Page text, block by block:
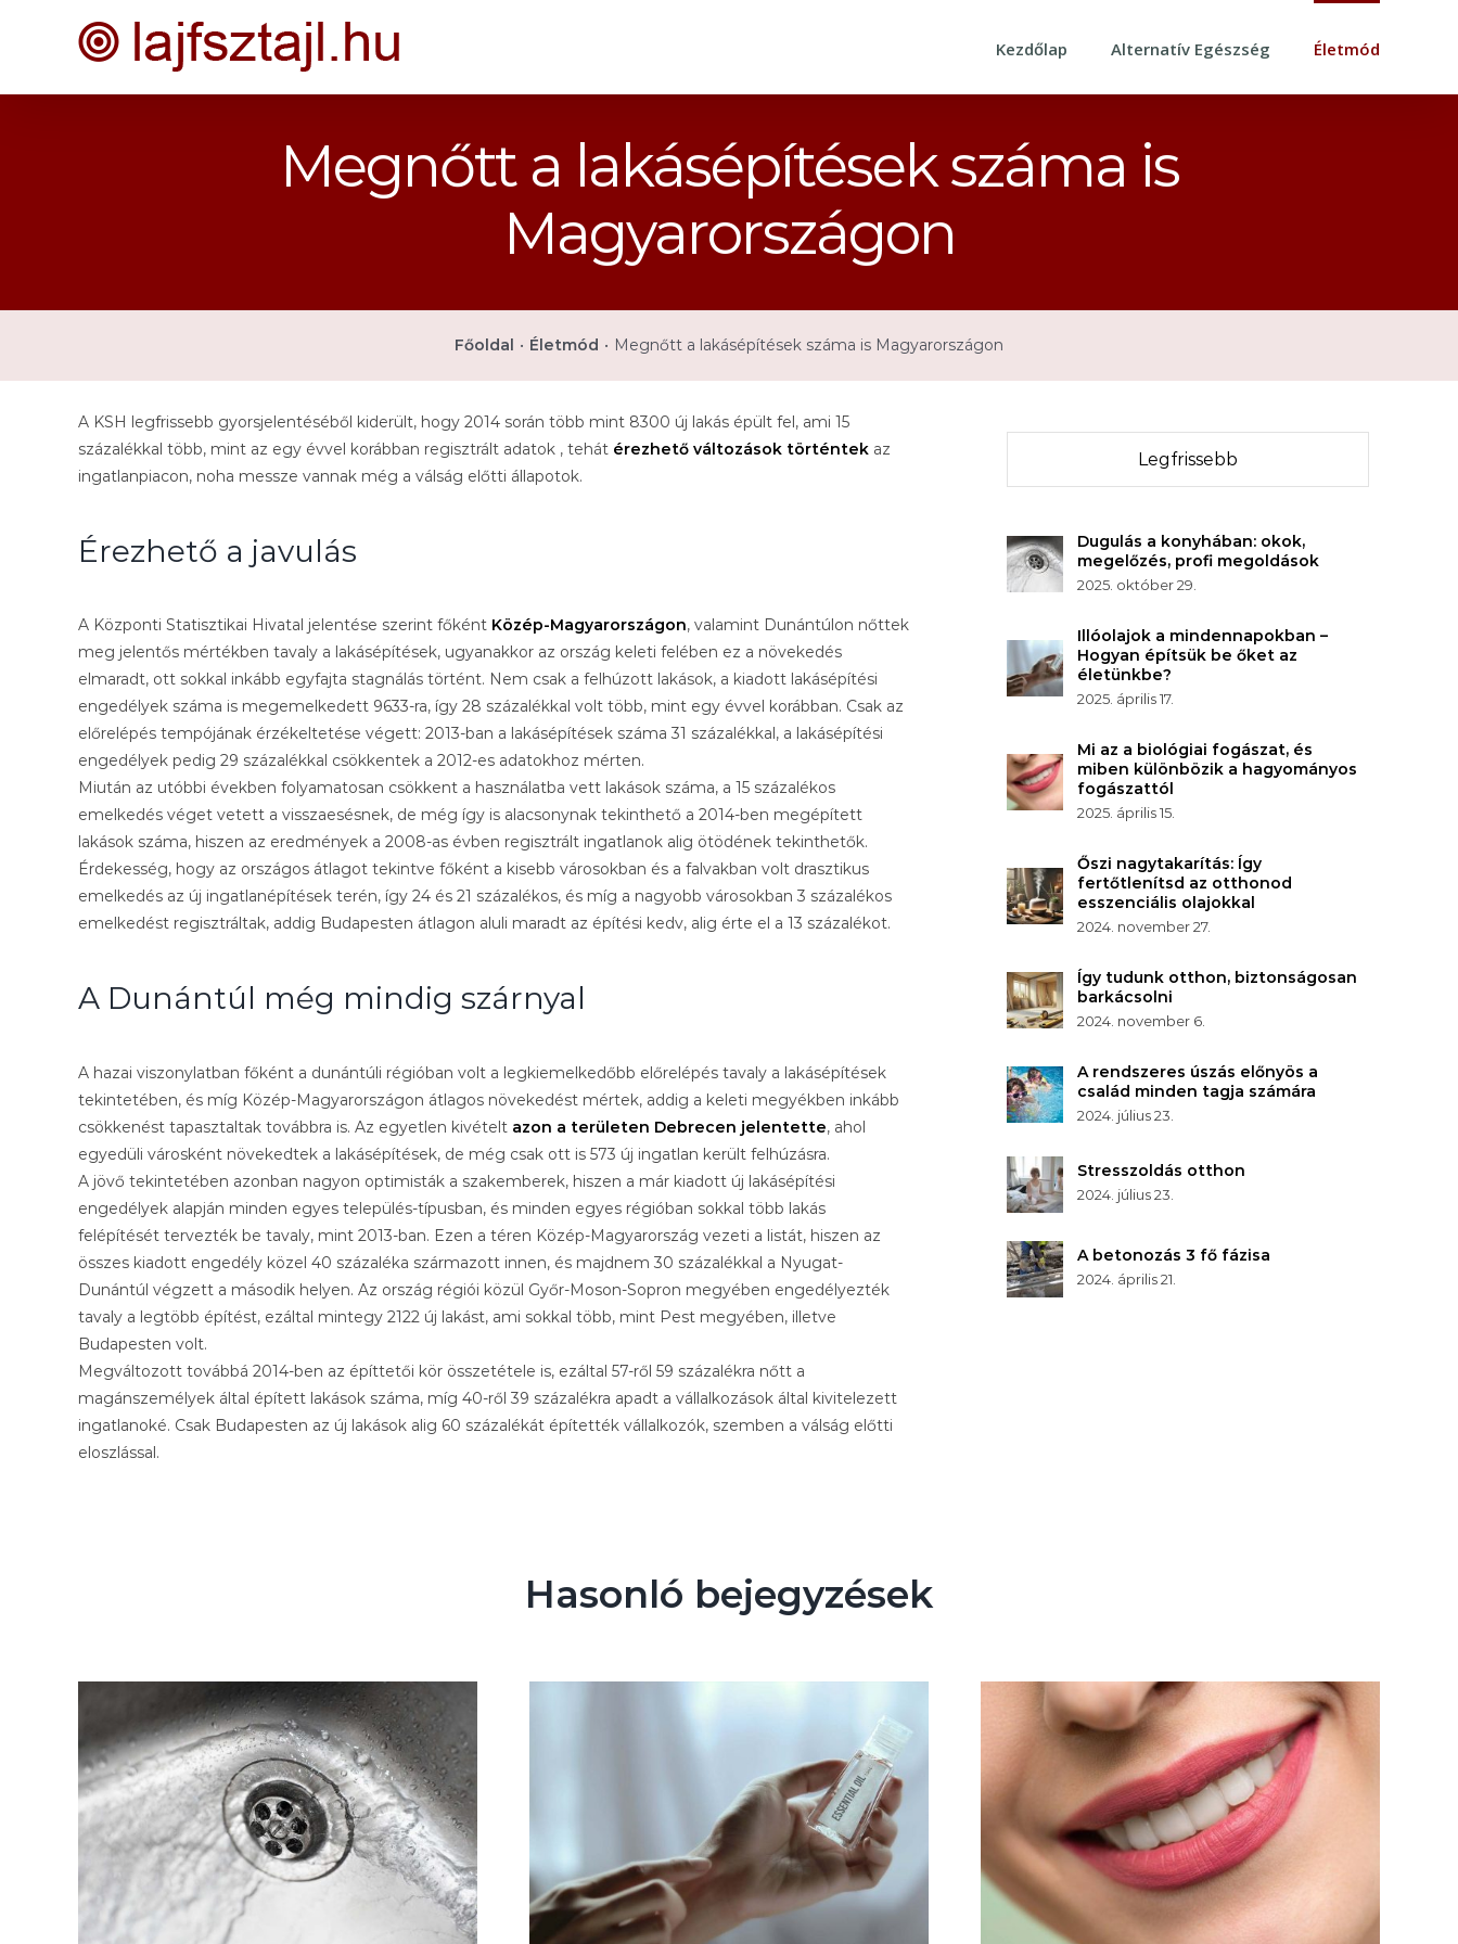
Kezdőlap Alternatív Egészség Életmód
Megnőtt a lakásépítések száma is
Magyarországon
Főoldal • Életmód • Megnőtt a lakásépítések száma is Magyarországon
A KSH legfrissebb gyorsjelentéséből kiderült, hogy 2014 során több mint 8300 új lakás épült fel, ami 15
százalékkal több, mint az egy évvel korábban regisztrált adatok , tehát érezhető változások történtek az
ingatlanpiacon, noha messze vannak még a válság előtti állapotok.
Érezhető a javulás
A Központi Statisztikai Hivatal jelentése szerint főként Közép-Magyarországon, valamint Dunántúlon nőttek
meg jelentős mértékben tavaly a lakásépítések, ugyanakkor az ország keleti felében ez a növekedés
elmaradt, ott sokkal inkább egyfajta stagnálás történt. Nem csak a felhúzott lakások, a kiadott lakásépítési
engedélyek száma is megemelkedett 9633-ra, így 28 százalékkal volt több, mint egy évvel korábban. Csak az
előrelépés tempójának érzékeltetése végett: 2013-ban a lakásépítések száma 31 százalékkal, a lakásépítési
engedélyek pedig 29 százalékkal csökkentek a 2012-es adatokhoz mérten.
Miután az utóbbi években folyamatosan csökkent a használatba vett lakások száma, a 15 százalékos
emelkedés véget vetett a visszaesésnek, de még így is alacsonynak tekinthető a 2014-ben megépített
lakások száma, hiszen az eredmények a 2008-as évben regisztrált ingatlanok alig ötödének tekinthetők.
Érdekesség, hogy az országos átlagot tekintve főként a kisebb városokban és a falvakban volt drasztikus
emelkedés az új ingatlanépítések terén, így 24 és 21 százalékos, és míg a nagyobb városokban 3 százalékos
emelkedést regisztráltak, addig Budapesten átlagon aluli maradt az építési kedv, alig érte el a 13 százalékot.
A Dunántúl még mindig szárnyal
A hazai viszonylatban főként a dunántúli régióban volt a legkiemelkedőbb előrelépés tavaly a lakásépítések
tekintetében, és míg Közép-Magyarországon átlagos növekedést mértek, addig a keleti megyékben inkább
csökkenést tapasztaltak továbbra is. Az egyetlen kivételt azon a területen Debrecen jelentette, ahol
egyedüli városként növekedtek a lakásépítések, de még csak ott is 573 új ingatlan került felhúzásra.
A jövő tekintetében azonban nagyon optimisták a szakemberek, hiszen a már kiadott új lakásépítési
engedélyek alapján minden egyes település-típusban, és minden egyes régióban sokkal több lakás
felépítését tervezték be tavaly, mint 2013-ban. Ezen a téren Közép-Magyarország vezeti a listát, hiszen az
összes kiadott engedély közel 40 százaléka származott innen, és majdnem 30 százalékkal a Nyugat-
Dunántúl végzett a második helyen. Az ország régiói közül Győr-Moson-Sopron megyében engedélyezték
tavaly a legtöbb építést, ezáltal mintegy 2122 új lakást, ami sokkal több, mint Pest megyében, illetve
Budapesten volt.
Megváltozott továbbá 2014-ben az építtetői kör összetétele is, ezáltal 57-ről 59 százalékra nőtt a
magánszemélyek által épített lakások száma, míg 40-ről 39 százalékra apadt a vállalkozások által kivitelezett
ingatlanoké. Csak Budapesten az új lakások alig 60 százalékát építették vállalkozók, szemben a válság előtti
eloszlással.
Legfrissebb
Dugulás a konyhában: okok,
megelőzés, profi megoldások
2025. október 29.
Illóolajok a mindennapokban –
Hogyan építsük be őket az
életünkbe?
2025. április 17.
Mi az a biológiai fogászat, és
miben különbözik a hagyományos
fogászattól
2025. április 15.
Őszi nagytakarítás: Így
fertőtlenítsd az otthonod
esszenciális olajokkal
2024. november 27.
Így tudunk otthon, biztonságosan
barkácsolni
2024. november 6.
A rendszeres úszás előnyös a
család minden tagja számára
2024. július 23.
Stresszoldás otthon
2024. július 23.
A betonozás 3 fő fázisa
2024. április 21.
Hasonló bejegyzések